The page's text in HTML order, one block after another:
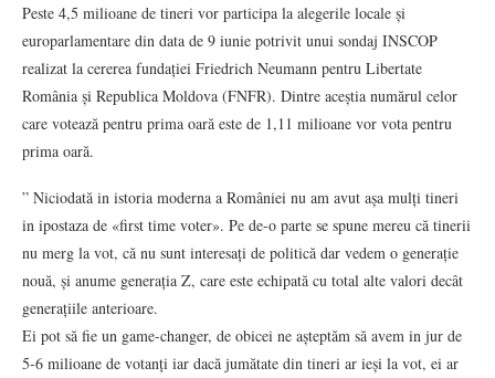
Peste 4,5 milioane de tineri vor participa la alegerile locale și
europarlamentare din data de 9 iunie potrivit unui sondaj INSCOP
realizat la cererea fundației Friedrich Neumann pentru Libertate
România și Republica Moldova (FNFR). Dintre aceștia numărul celor
care votează pentru prima oară este de 1,11 milioane vor vota pentru
prima oară.
” Niciodată in istoria moderna a României nu am avut așa mulți tineri
in ipostaza de «first time voter». Pe de-o parte se spune mereu că tinerii
nu merg la vot, că nu sunt interesați de politică dar vedem o generație
nouă, și anume generația Z, care este echipată cu total alte valori decât
generațiile anterioare.
Ei pot să fie un game-changer, de obicei ne așteptăm să avem in jur de
5-6 milioane de votanți iar dacă jumătate din tineri ar ieși la vot, ei ar